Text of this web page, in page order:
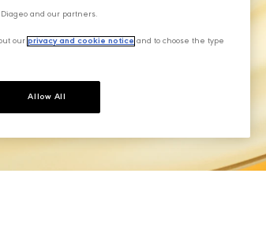
and our partners.
our privacy and cookie notice and to choose the type
Allow All